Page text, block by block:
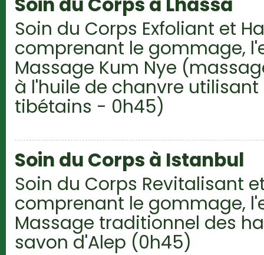
Soin du Corps Exfoliant et
comprenant le gommage,
Massage Kum Nye
à l'huile de chanvre
tibétains - 0h45)
Soin du Corps à Istanbul
Soin du Corps Revitalisant
comprenant le gommage,
Massage traditionnel des
savon d'Alep (0h45)